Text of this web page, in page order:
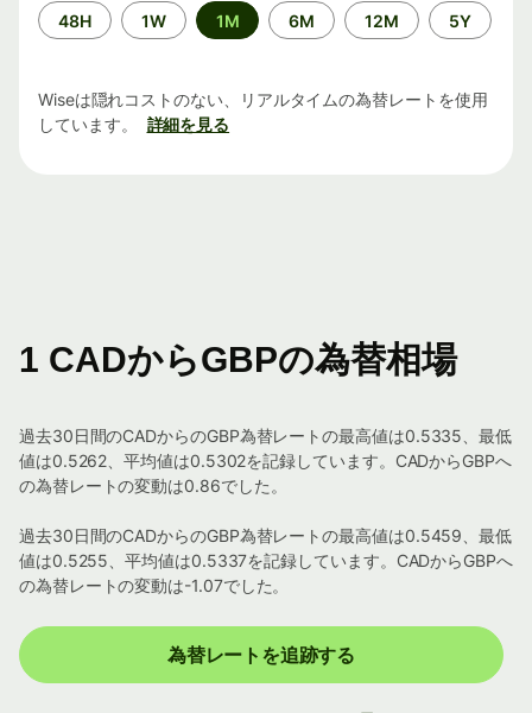
期
間
48H 1W 1M 6M 12M 5Y
Wiseは隠れコストのない、リアルタイムの為替レートを使用
しています。
詳細を見る
1 CADからGBPの為替相場
過去30日間のCADからのGBP為替レートの最高値は0.5335、最低
値は0.5262、平均値は0.5302を記録しています。CADからGBPへ
の為替レートの変動は0.86でした。
過去30日間のCADからのGBP為替レートの最高値は0.5459、最低
値は0.5255、平均値は0.5337を記録しています。CADからGBPへ
の為替レートの変動は-1.07でした。
為替レートを追跡する